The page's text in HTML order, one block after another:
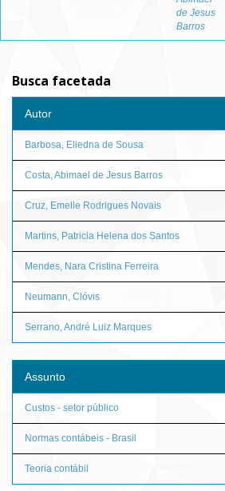
de Jesus
Barros
Busca facetada
Autor
Barbosa, Eliedna de Sousa
Costa, Abimael de Jesus Barros
Cruz, Emelle Rodrigues Novais
Martins, Patricia Helena dos Santos
Mendes, Nara Cristina Ferreira
Neumann, Clóvis
Serrano, André Luiz Marques
Assunto
Custos - setor público
Normas contábeis - Brasil
Teoria contábil